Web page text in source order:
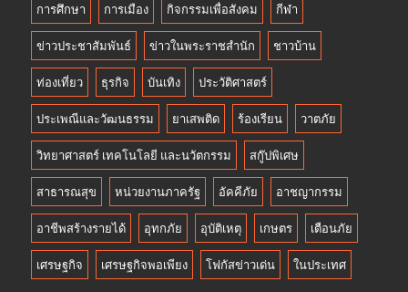
การศึกษา การเมือง กิจกรรมเพื่อสังคม กีฬา
ข่าวประชาสัมพันธ์ ข่าวในพระราชสำนัก ชาวบ้าน
ท่องเที่ยว ธุรกิจ บันเทิง ประวัติศาสตร์
ประเพณีและวัฒนธรรม ยาเสพติด ร้องเรียน วาตภัย
วิทยาศาสตร์ เทคโนโลยี และนวัตกรรม สกู๊ปพิเศษ
สาธารณสุข หน่วยงานภาครัฐ อัคคีภัย อาชญากรรม
อาชีพสร้างรายได้ อุทกภัย อุบัติเหตุ เกษตร เตือนภัย
เศรษฐกิจ เศรษฐกิจพอเพียง โฟกัสข่าวเด่น ในประเทศ